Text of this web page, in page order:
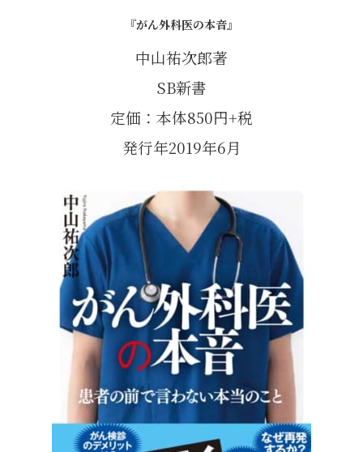
『がん外科医の本音』
中山祐次郎著
SB新書
定価：本体850円+税
発行年2019年6月